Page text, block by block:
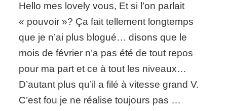
son
pouvoir,
THE
DREAM!
Hello mes lovely vous, Et si l’on parlait
« pouvoir »? Ça fait tellement longtemps
que je n’ai plus blogué… disons que le
mois de février n’a pas été de tout repos
pour ma part et ce à tout les niveaux…
D’autant plus qu’il a filé à vitesse grand V.
C’est fou je ne réalise toujours pas …